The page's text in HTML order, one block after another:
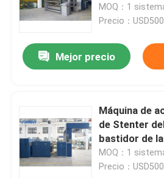
Contactos
185KW
MOQ：1
Precio：
Mejor precio
Máquina de
de Stenter
bastidor de
textil 185KW
MOQ：1
Precio：